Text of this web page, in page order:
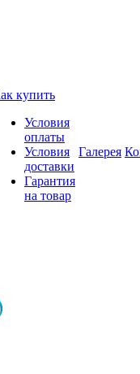
купить
Условия
оплаты
Условия
доставки
Гарантия
на товар
Галерея